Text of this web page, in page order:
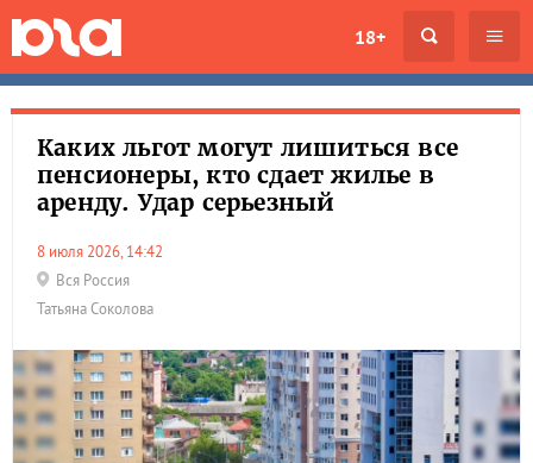
18+
Каких льгот могут лишиться все
пенсионеры, кто сдает жилье в
аренду. Удар серьезный
8 июля 2026, 14:42
Вся Россия
Татьяна Соколова